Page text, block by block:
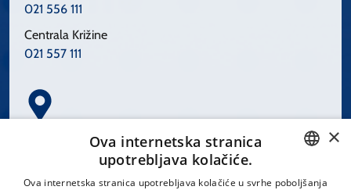
021 556 111
Centrala Križine
021 557 111
Spinčićeva 1, 21000 Split
CROATIAN
×
Ova internetska stranica
upotrebljava kolačiće.
Ova internetska stranica upotrebljava kolačiće u svrhe poboljšanja